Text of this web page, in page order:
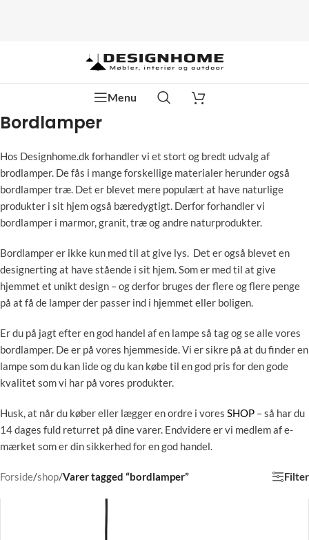
Menu
Bordlamper
Hos Designhome.dk forhandler vi et stort og bredt udvalg af
brodlamper. De fås i mange forskellige materialer herunder også
bordlamper træ. Det er blevet mere populært at have naturlige
produkter i sit hjem også bæredygtigt. Derfor forhandler vi
bordlamper i marmor, granit, træ og andre naturprodukter.
Bordlamper er ikke kun med til at give lys. Det er også blevet en
designerting at have stående i sit hjem. Som er med til at give
hjemmet et unikt design – og derfor bruges der flere og flere penge
på at få de lamper der passer ind i hjemmet eller boligen.
Er du på jagt efter en god handel af en lampe så tag og se alle vores
bordlamper. De er på vores hjemmeside. Vi er sikre på at du finder en
lampe som du kan lide og du kan købe til en god pris for den gode
kvalitet som vi har på vores produkter.
Husk, at når du køber eller lægger en ordre i vores SHOP – så har du
14 dages fuld returret på dine varer. Endvidere er vi medlem af e-
mærket som er din sikkerhed for en god handel.
Forside/shop/Varer tagged “bordlamper” Filter